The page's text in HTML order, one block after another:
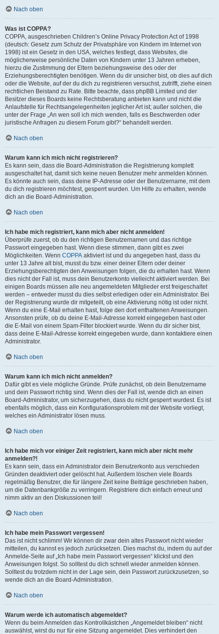
Nach oben
Was ist COPPA?
COPPA, ausgeschrieben Children’s Online Privacy Protection Act of 1998
(deutsch: Gesetz zum Schutz der Privatsphäre von Kindern im Internet von
1998) ist ein Gesetz in den USA, welches festlegt, dass Websites, die
möglicherweise persönliche Daten von Kindern unter 13 Jahren erheben,
hierzu die Zustimmung der Eltern beziehungsweise des oder der
Erziehungsberechtigten benötigen. Wenn du dir unsicher bist, ob dies auf dich
oder die Website, auf der du dich zu registrieren versuchst, zutrifft, ziehe einen
rechtlichen Beistand zu Rate. Bitte beachte, dass phpBB Limited und der
Besitzer dieses Boards keine Rechtsberatung anbieten kann und nicht die
Anlaufstelle für Rechtsangelegenheiten jeglicher Art ist; außer solchen, die
unter der Frage „An wen soll ich mich wenden, falls es Beschwerden oder
juristische Anfragen zu diesem Forum gibt?“ behandelt werden.
Nach oben
Warum kann ich mich nicht registrieren?
Es kann sein, dass die Board-Administration die Registrierung komplett
ausgeschaltet hat, damit sich keine neuen Benutzer mehr anmelden können.
Es könnte auch sein, dass deine IP-Adresse oder der Benutzername, mit dem
du dich registrieren möchtest, gesperrt wurden. Um Hilfe zu erhalten, wende
dich an die Board-Administration.
Nach oben
Ich habe mich registriert, kann mich aber nicht anmelden!
Überprüfe zuerst, ob du den richtigen Benutzernamen und das richtige
Passwort eingegeben hast. Wenn diese stimmen, dann gibt es zwei
Möglichkeiten. Wenn COPPA aktiviert ist und du angegeben hast, dass du
unter 13 Jahre alt bist, musst du bzw. einer deiner Eltern oder deiner
Erziehungsberechtigten den Anweisungen folgen, die du erhalten hast. Wenn
dies nicht der Fall ist, muss dein Benutzerkonto vielleicht aktiviert werden. Bei
einigen Boards müssen alle neu angemeldeten Mitglieder erst freigeschaltet
werden – entweder musst du dies selbst erledigen oder ein Administrator. Bei
der Registrierung wurde dir mitgeteilt, ob eine Aktivierung nötig ist oder nicht.
Wenn du eine E-Mail erhalten hast, folge den dort enthaltenen Anweisungen.
Ansonsten prüfe, ob du deine E-Mail-Adresse korrekt eingegeben hast oder
die E-Mail von einem Spam-Filter blockiert wurde. Wenn du dir sicher bist,
dass deine E-Mail-Adresse korrekt eingegeben wurde, dann kontaktiere einen
Administrator.
Nach oben
Warum kann ich mich nicht anmelden?
Dafür gibt es viele mögliche Gründe. Prüfe zunächst, ob dein Benutzername
und dein Passwort richtig sind. Wenn dies der Fall ist, wende dich an einen
Board-Administrator, um sicherzugehen, dass du nicht gesperrt wurdest. Es ist
ebenfalls möglich, dass ein Konfigurationsproblem mit der Website vorliegt,
welches ein Administrator lösen muss.
Nach oben
Ich habe mich vor einiger Zeit registriert, kann mich aber nicht mehr
anmelden?!
Es kann sein, dass ein Administrator dein Benutzerkonto aus verschieden
Gründen deaktiviert oder gelöscht hat. Außerdem löschen viele Boards
regelmäßig Benutzer, die für längere Zeit keine Beiträge geschrieben haben,
um die Datenbankgröße zu verringern. Registriere dich einfach erneut und
nimm aktiv an den Diskussionen teil!
Nach oben
Ich habe mein Passwort vergessen!
Das ist nicht schlimm! Wir können dir zwar dein altes Passwort nicht wieder
mitteilen, du kannst es jedoch zurücksetzen. Dies machst du, indem du auf der
Anmelde-Seite auf „Ich habe mein Passwort vergessen“ klickst und den
Anweisungen folgst. So solltest du dich schnell wieder anmelden können.
Solltest du trotzdem nicht in der Lage sein, dein Passwort zurückzusetzen, so
wende dich an die Board-Administration.
Nach oben
Warum werde ich automatisch abgemeldet?
Wenn du beim Anmelden das Kontrollkästchen „Angemeldet bleiben“ nicht
auswählst, wirst du nur für eine Sitzung angemeldet. Dies verhindert den